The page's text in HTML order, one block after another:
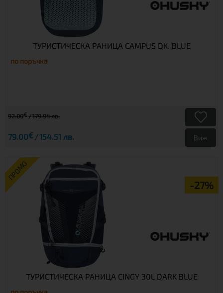
ТУРИСТИЧЕСКА РАНИЦА CAMPUS DK. BLUE
по поръчка
92.00€ 179.94 лв.
79.00€ 154.51 лв. Виж
ПРОМО
-27%
ТУРИСТИЧЕСКА РАНИЦА CINGY 30L DARK BLUE